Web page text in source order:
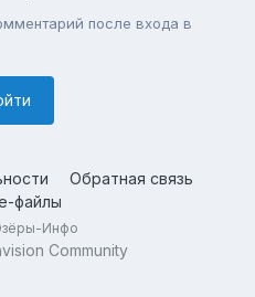
после входа в
Обратная связь
файлы
Инфо
Community